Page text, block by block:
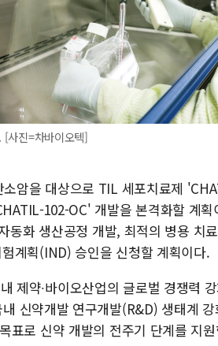
[사진=차바이오텍]
암을 대상으로 TIL 세포치료제
102-OC' 개발을 본격화할 계
동화 생산공정 개발, 최적의 병용 치
계획(IND) 승인을 신청할 계획이다.
제약∙바이오산업의 글로벌 경쟁력
신약개발 연구개발(R&D) 생태계
표로 신약 개발의 전주기 단계를 지